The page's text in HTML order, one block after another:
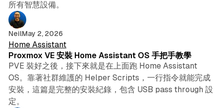
所有智慧設備。
NeilMay 2, 2026
Home Assistant
Proxmox VE 安裝 Home Assistant OS 手把手教學
PVE 裝好之後，接下來就是在上面跑 Home Assistant
OS。靠著社群維護的 Helper Scripts，一行指令就能完成
安裝，這篇是完整的安裝紀錄，包含 USB pass through 設
定。